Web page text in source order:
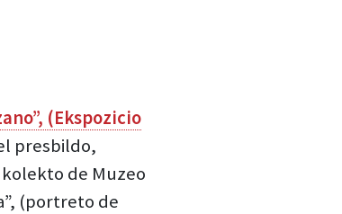
(Ekspozicio
presbildo,
de Muzeo
(portreto de